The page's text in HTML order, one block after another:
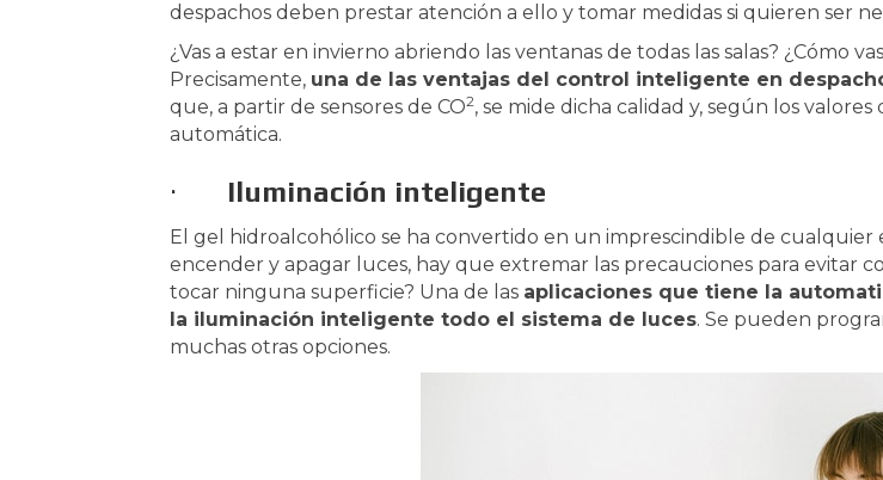
despachos deben prestar atención a ello y tomar medidas si quieren ser
¿Vas a estar en invierno abriendo las ventanas de todas las salas? ¿Cómo
Precisamente, una de las ventajas del control inteligente en
que, a partir de sensores de CO2, se mide dicha calidad y, según los
automática.
· Iluminación inteligente
El gel hidroalcohólico se ha convertido en un imprescindible de
encender y apagar luces, hay que extremar las precauciones para evitar
tocar ninguna superficie? Una de las aplicaciones que tiene la
la iluminación inteligente todo el sistema de luces. Se pueden
muchas otras opciones.